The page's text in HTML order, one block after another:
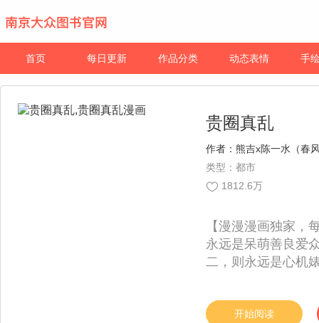
首页 每日更新 作品分类 动态表情 手
贵圈真乱
作者： 熊吉x陈一水（春
类型：都市
1812.6万
【漫漫漫画独家，
永远是呆萌善良爱
二，则永远是心机
隐藏游戏宅？！戏
冤家，想想是不是
开始阅读